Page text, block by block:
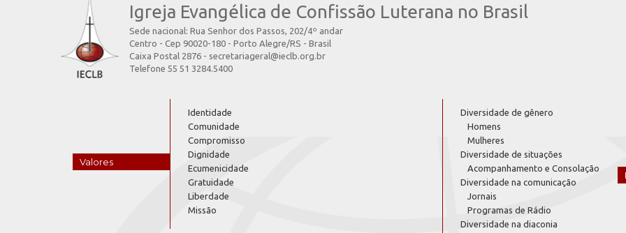
Igreja Evangélica de Confissão Luterana no Brasil
Sede nacional: Rua Senhor dos Passos, 202/4º andar
Centro - Cep 90020-180 - Porto Alegre/RS - Brasil
Caixa Postal 2876 - secretariageral@ieclb.org.br
Telefone 55 51 3284.5400
Valores
Identidade
Comunidade
Compromisso
Dignidade
Ecumenicidade
Gratuidade
Liberdade
Missão
Diversidade de gênero
Homens
Mulheres
Diversidade de situações
Acompanhamento e Consolação
Diversidade na comunicação
Jornais
Programas de Rádio
Diversidade na diaconia